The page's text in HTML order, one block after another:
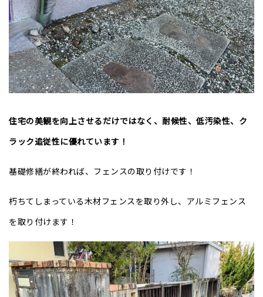
住宅の美観を向上させるだけではなく、耐候性、低汚染性、ク
ラック追従性に優れています！
基礎修繕が終われば、フェンスの取り付けです！
朽ちてしまっている木材フェンスを取り外し、アルミフェンス
を取り付けます！